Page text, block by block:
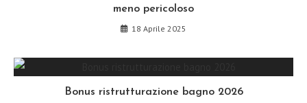
meno pericoloso
18 Aprile 2025
Bonus ristrutturazione bagno 2026